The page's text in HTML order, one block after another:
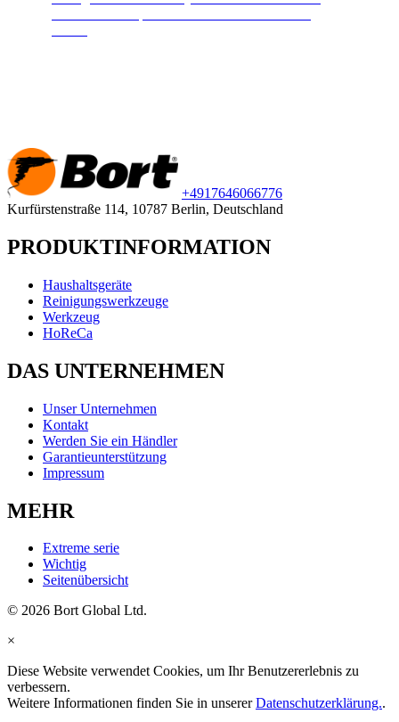
+4917646066776
Kurfürstenstraße 114, 10787 Berlin, Deutschland
PRODUKTINFORMATION
Haushaltsgeräte
Reinigungswerkzeuge
Werkzeug
HoReCa
DAS UNTERNEHMEN
Unser Unternehmen
Kontakt
Werden Sie ein Händler
Garantieunterstützung
Impressum
MEHR
Extreme serie
Wichtig
Seitenübersicht
© 2026 Bort Global Ltd.
×
Diese Website verwendet Cookies, um Ihr Benutzererlebnis zu
verbessern.
Weitere Informationen finden Sie in unsererDatenschutzerklärung..